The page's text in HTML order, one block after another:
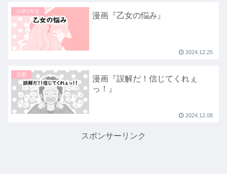
小学2年生 漫画『乙女の悩み』
2024.12.25
旦那
漫画『誤解だ！信じてくれぇ
っ！』
2024.12.08
スポンサーリンク